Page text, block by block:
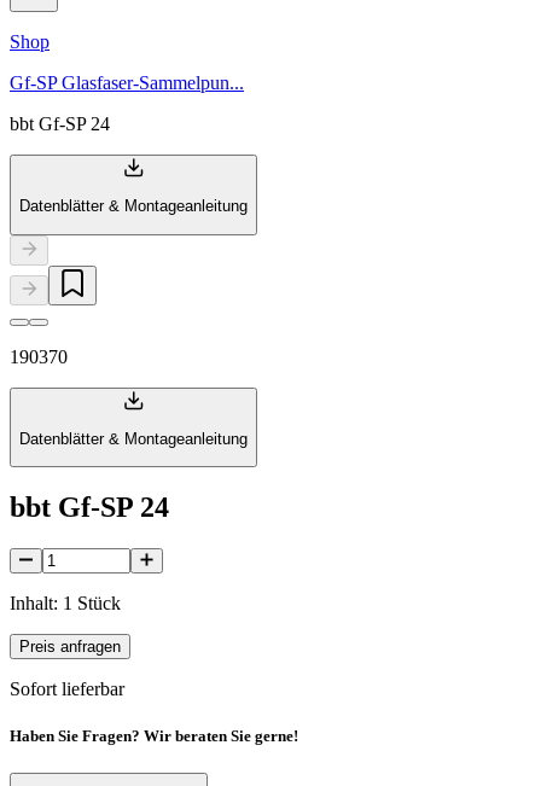
Shop
Gf-SP Glasfaser-Sammelpun...
bbt Gf-SP 24
Datenblätter & Montageanleitung
190370
Datenblätter & Montageanleitung
bbt Gf-SP 24
Inhalt: 1 Stück
Preis anfragen
Sofort lieferbar
Haben Sie Fragen? Wir beraten Sie gerne!